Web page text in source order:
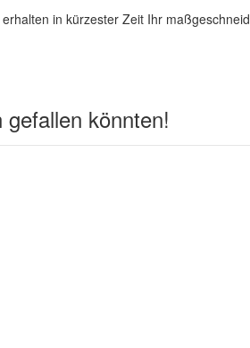
in kürzester Zeit Ihr
könnten!